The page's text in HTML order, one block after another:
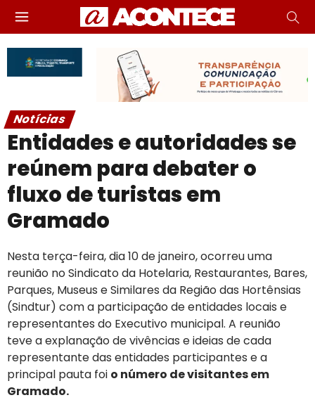
Notícias
Entidades e autoridades se
reúnem para debater o
fluxo de turistas em
Gramado
Nesta terça-feira, dia 10 de janeiro, ocorreu uma
reunião no Sindicato da Hotelaria, Restaurantes, Bares,
Parques, Museus e Similares da Região das Hortênsias
(Sindtur) com a participação de entidades locais e
representantes do Executivo municipal. A reunião
teve a explanação de vivências e ideias de cada
representante das entidades participantes e a
principal pauta foi o número de visitantes em
Gramado.